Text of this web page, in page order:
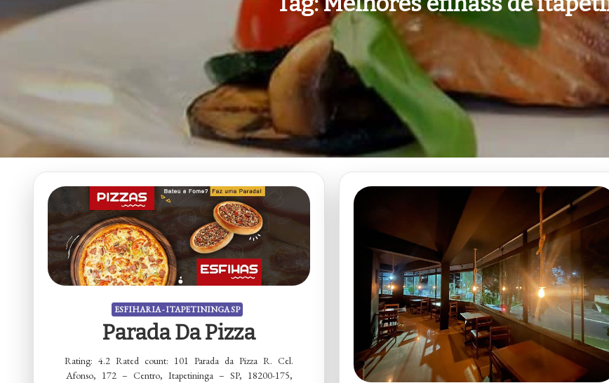
ESFIHARIA - ITAPETININGA SP
Parada Da Pizza
Rating: 4.2 Rated count: 101 Parada da Pizza R. Cel.
Afonso, 172 – Centro, Itapetininga – SP, 18200-175,